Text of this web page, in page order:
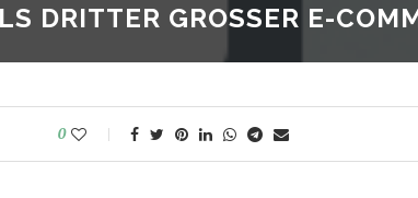
DRITTER GROSSER E-
0